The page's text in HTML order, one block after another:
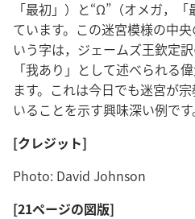
「最初」）と“Ω”（オメガ，
ています。この迷宮模様の中
いう字は，ジェームズ王欽定
「我あり」として述べられる
ます。これは今日でも迷宮が
いることを示す興味深い例です
[クレジット]
Photo: David Johnson
[21ページの図版]